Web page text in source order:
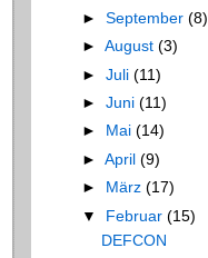
► September (8)
► August (3)
► Juli (11)
► Juni (11)
► Mai (14)
► April (9)
► März (17)
▼ Februar (15)
DEFCON